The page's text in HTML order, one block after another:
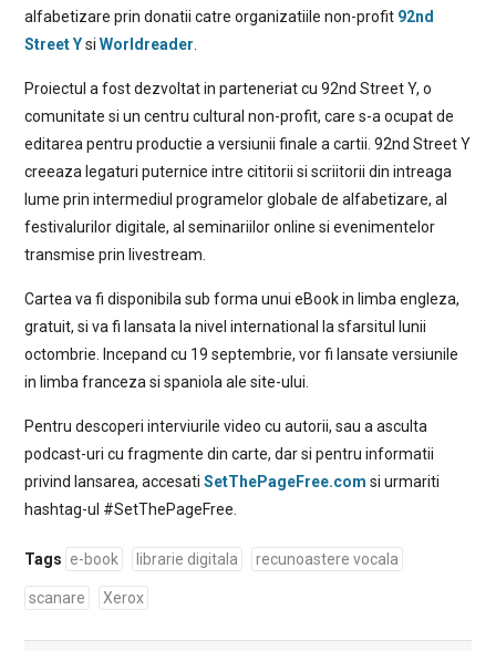
alfabetizare prin donatii catre organizatiile non-profit 92nd
Street Ysi Worldreader.
Proiectul a fost dezvoltat in parteneriat cu 92nd Street Y, o
comunitate si un centru cultural non-profit, care s-a ocupat de
editarea pentru productie a versiunii finale a cartii. 92nd Street Y
creeaza legaturi puternice intre cititorii si scriitorii din intreaga
lume prin intermediul programelor globale de alfabetizare, al
festivalurilor digitale, al seminariilor online si evenimentelor
transmise prin livestream.
Cartea va fi disponibila sub forma unui eBook in limba engleza,
gratuit, si va fi lansata la nivel international la sfarsitul lunii
octombrie. Incepand cu 19 septembrie, vor fi lansate versiunile
in limba franceza si spaniola ale site-ului.
Pentru descoperi interviurile video cu autorii, sau a asculta
podcast-uri cu fragmente din carte, dar si pentru informatii
privind lansarea, accesati SetThePageFree.com si urmariti
hashtag-ul #SetThePageFree.
Tags e-book librarie digitala recunoastere vocala
scanare Xerox